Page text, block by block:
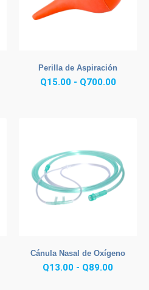
Perilla de Aspiración
Q15.00 - Q700.00Rango
Cánula Nasal de Oxígeno
Q13.00 - Q89.00Rango